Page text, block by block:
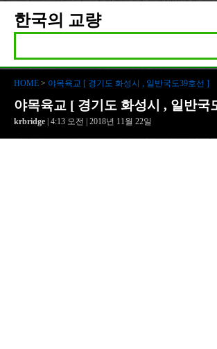
한국의 교량
HOME > 야목육교 [ 경기도 화성시 , 일반국도39호선 ]
야목육교 [ 경기도 화성시 , 일반국
krbridge | 4:13 오전 | 2018년 11월 22일